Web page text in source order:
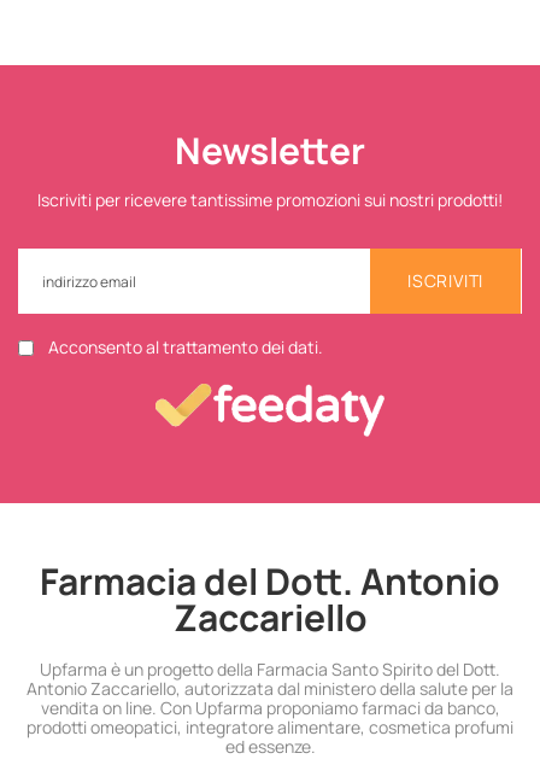
Newsletter
Iscriviti per ricevere tantissime promozioni sui nostri prodotti!
ISCRIVITI
Acconsento al trattamento dei dati.
Farmacia del Dott. Antonio
Zaccariello
Upfarma è un progetto della Farmacia Santo Spirito del Dott.
Antonio Zaccariello, autorizzata dal ministero della salute per la
vendita on line. Con Upfarma proponiamo farmaci da banco,
prodotti omeopatici, integratore alimentare, cosmetica profumi
ed essenze.